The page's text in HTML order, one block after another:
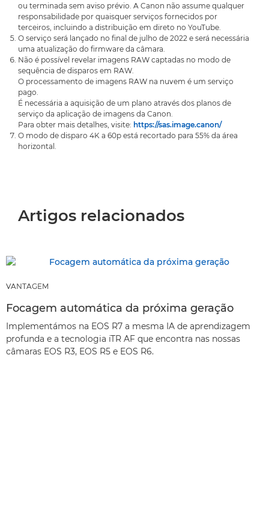
ou terminada sem aviso prévio. A Canon não assume qualquer
responsabilidade por quaisquer serviços fornecidos por
terceiros, incluindo a distribuição em direto no YouTube.
O serviço será lançado no final de julho de 2022 e será necessária
uma atualização do firmware da câmara.
Não é possível revelar imagens RAW captadas no modo de
sequência de disparos em RAW.
O processamento de imagens RAW na nuvem é um serviço
pago.
É necessária a aquisição de um plano através dos planos de
serviço da aplicação de imagens da Canon.
Para obter mais detalhes, visite: https://sas.image.canon/
O modo de disparo 4K a 60p está recortado para 55% da área
horizontal.
Artigos relacionados
VANTAGEM
Focagem automática da próxima geração
Implementámos na EOS R7 a mesma IA de aprendizagem
profunda e a tecnologia iTR AF que encontra nas nossas
câmaras EOS R3, EOS R5 e EOS R6.